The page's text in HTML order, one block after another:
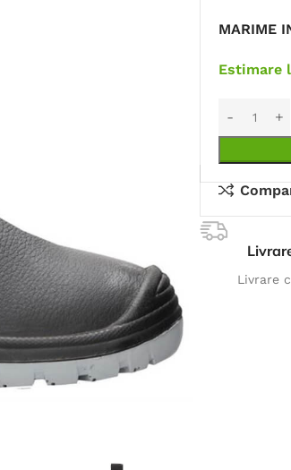
MARIME
Estimare
Livrare